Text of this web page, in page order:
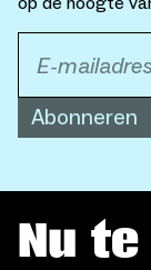
Abonneren
Nu